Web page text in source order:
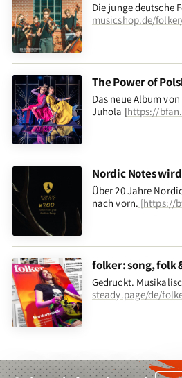
Die junge deutsche
musicshop.de/
The Power of
Das neue Album
Juhola [https://
Nordic Notes
Über 20 Jahre
nach vorn. [https://
folker: song, folk
Gedruckt.
steady.page/de/